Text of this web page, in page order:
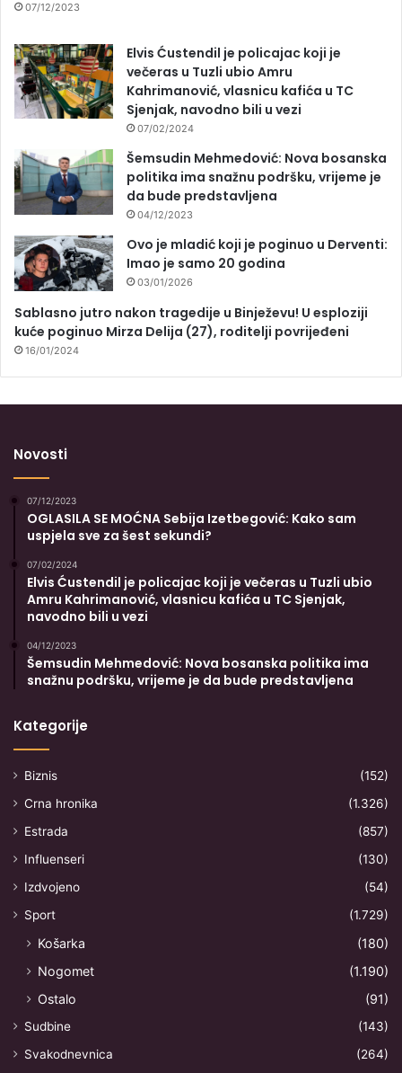
07/12/2023
Elvis Ćustendil je policajac koji je
večeras u Tuzli ubio Amru
Kahrimanović, vlasnicu kafića u TC
Sjenjak, navodno bili u vezi
07/02/2024
Šemsudin Mehmedović: Nova bosanska
politika ima snažnu podršku, vrijeme je
da bude predstavljena
04/12/2023
Ovo je mladić koji je poginuo u Derventi:
Imao je samo 20 godina
03/01/2026
Sablasno jutro nakon tragedije u Binježevu! U esploziji
kuće poginuo Mirza Delija (27), roditelji povrijeđeni
16/01/2024
Novosti
07/12/2023
OGLASILA SE MOĆNA Sebija Izetbegović: Kako sam
uspjela sve za šest sekundi?
07/02/2024
Elvis Ćustendil je policajac koji je večeras u Tuzli ubio
Amru Kahrimanović, vlasnicu kafića u TC Sjenjak,
navodno bili u vezi
04/12/2023
Šemsudin Mehmedović: Nova bosanska politika ima
snažnu podršku, vrijeme je da bude predstavljena
Kategorije
Biznis
(152)
Crna hronika
(1.326)
Estrada
(857)
Influenseri
(130)
Izdvojeno
(54)
Sport
(1.729)
Košarka
(180)
Nogomet
(1.190)
Ostalo
(91)
Sudbine
(143)
Svakodnevnica
(264)